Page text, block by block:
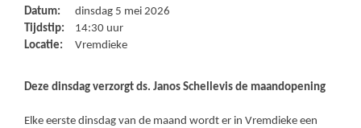
Datum:
dinsdag 5 mei 2026
Tijdstip:
14:30 uur
Locatie:
Vremdieke
Deze dinsdag verzorgt ds. Janos Schellevis de maandopening
Elke eerste dinsdag van de maand wordt er in Vremdieke een